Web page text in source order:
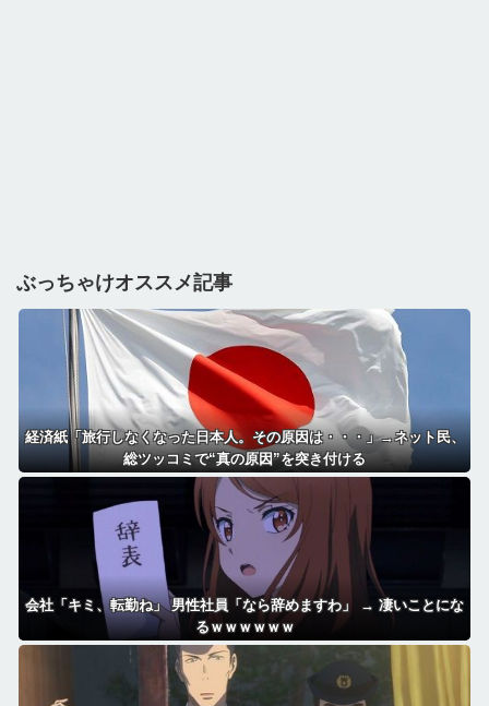
ぶっちゃけオススメ記事
経済紙「旅行しなくなった日本人。その原因は・・・」→ネット民、
総ツッコミで“真の原因”を突き付ける
会社「キミ、転勤ね」 男性社員「なら辞めますわ」 → 凄いことにな
るｗｗｗｗｗｗ